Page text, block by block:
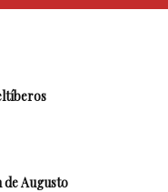
de Augusto